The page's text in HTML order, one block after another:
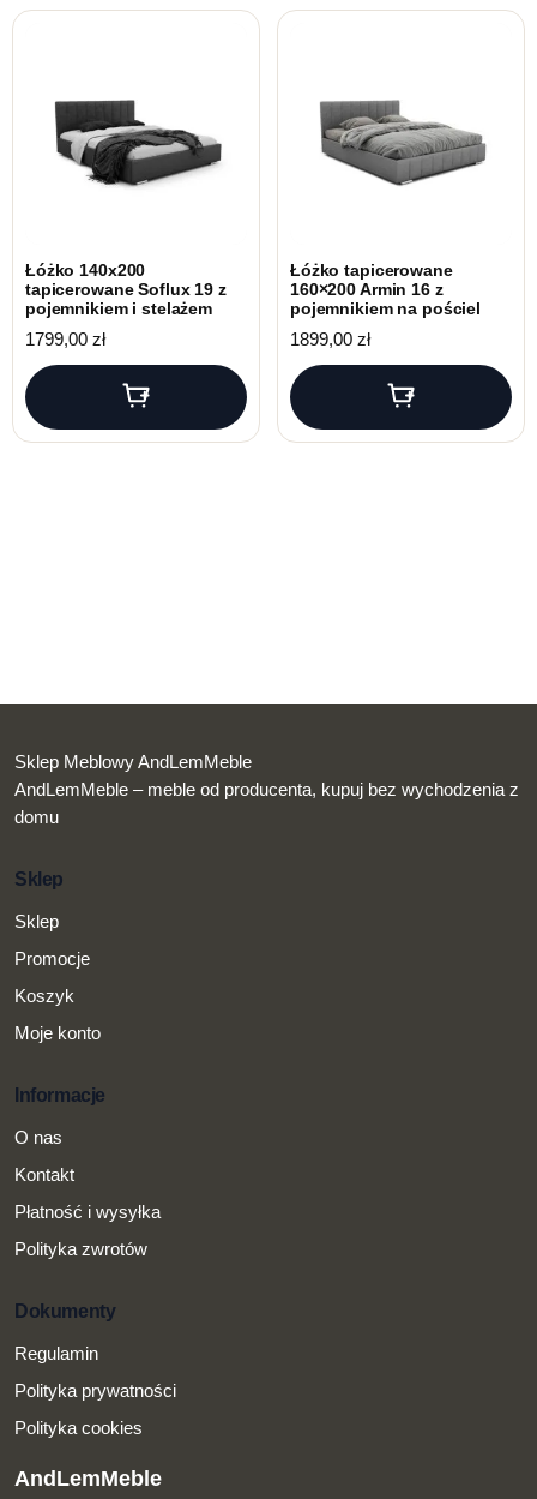
Łóżko 140x200
tapicerowane Soflux 19 z
pojemnikiem i stelażem
1799,00 zł
Łóżko tapicerowane
160×200 Armin 16 z
pojemnikiem na pościel
1899,00 zł
Sklep Meblowy AndLemMeble
AndLemMeble – meble od producenta, kupuj bez wychodzenia z
domu
Sklep
Sklep
Promocje
Koszyk
Moje konto
Informacje
O nas
Kontakt
Płatność i wysyłka
Polityka zwrotów
Dokumenty
Regulamin
Polityka prywatności
Polityka cookies
AndLemMeble